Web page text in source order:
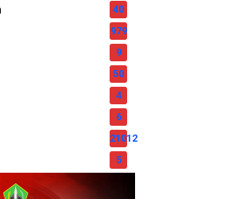
40
979
9
50
4
6
21012
5